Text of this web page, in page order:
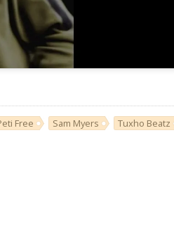
Free Sam Myers Tuxho Beatz